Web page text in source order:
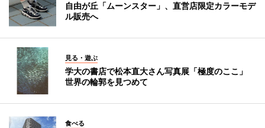
自由が丘「ムーンスター」、直営店限定カラーモデ
ル販売へ
見る・遊ぶ
学大の書店で松本直大さん写真展「極度のここ」
世界の輪郭を見つめて
食べる